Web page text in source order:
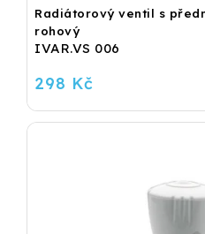
Radiátorový ventil s
rohový
IVAR.VS 006
298 Kč